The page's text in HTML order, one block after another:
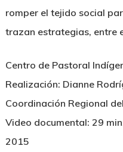
romper el tejido social
trazan estrategias, entre
Centro de Pastoral
Realización: Dianne
Coordinación Regional
Video documental: 29
2015